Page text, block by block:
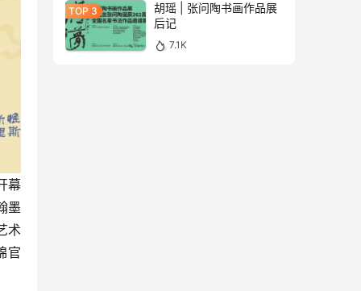
幕
墨
术
官
胡瑶 | 张问陶书画作品展
后记
7.1K